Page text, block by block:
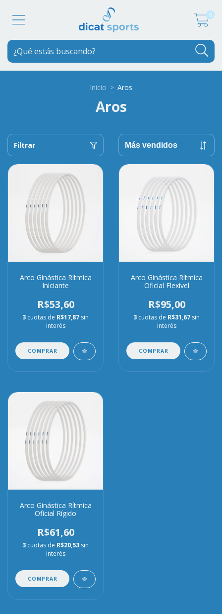
0
Inicio > Aros
Aros
Filtrar
Arco Ginástica Rítmica
Iniciante
R$53,60
3 cuotas de R$17,87 sin
interés
COMPRAR
Arco Ginástica Rítmica
Oficial Flexível
R$95,00
3 cuotas de R$31,67 sin
interés
COMPRAR
Arco Ginástica Rítmica
Oficial Rígido
R$61,60
3 cuotas de R$20,53 sin
interés
COMPRAR